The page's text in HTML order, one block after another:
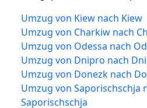
Umzug von Kiew nach Kiew
Umzug von Charkiw nach
Umzug von Odessa nach
Umzug von Dnipro nach
Umzug von Donezk nach
Umzug von Saporischschja
Saporischschja